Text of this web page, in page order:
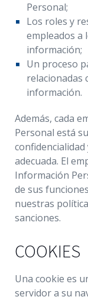
Personal;
Los roles y
empleados a
información;
Un proceso
relacionadas
información.
Además, cada
Personal está
adecuada. El
Información
de sus
nuestras
sanciones.
COOKIES
Una cookie es
servidor a su